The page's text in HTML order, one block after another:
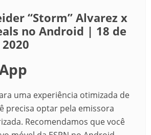
“Storm” Alvarez x
no Android | 18 de
uma experiência otimizada de
precisa optar pela emissora
Recomendamos que você